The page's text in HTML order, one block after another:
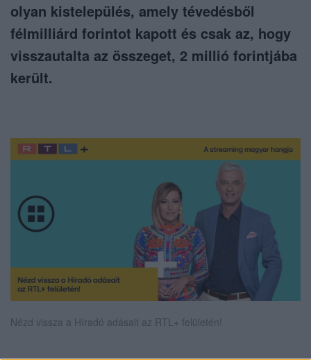
olyan kistelepülés, amely tévedésből
félmilliárd forintot kapott és csak az, hogy
visszautalta az összeget, 2 millió forintjába
került.
Nézd vissza a Híradó adásait az RTL+ felületén!